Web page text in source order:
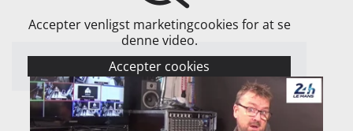
Accepter venligst marketingcookies for at se
denne video.
Accepter cookies